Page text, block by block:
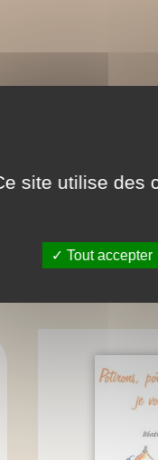
site utilise des
Tout accepter